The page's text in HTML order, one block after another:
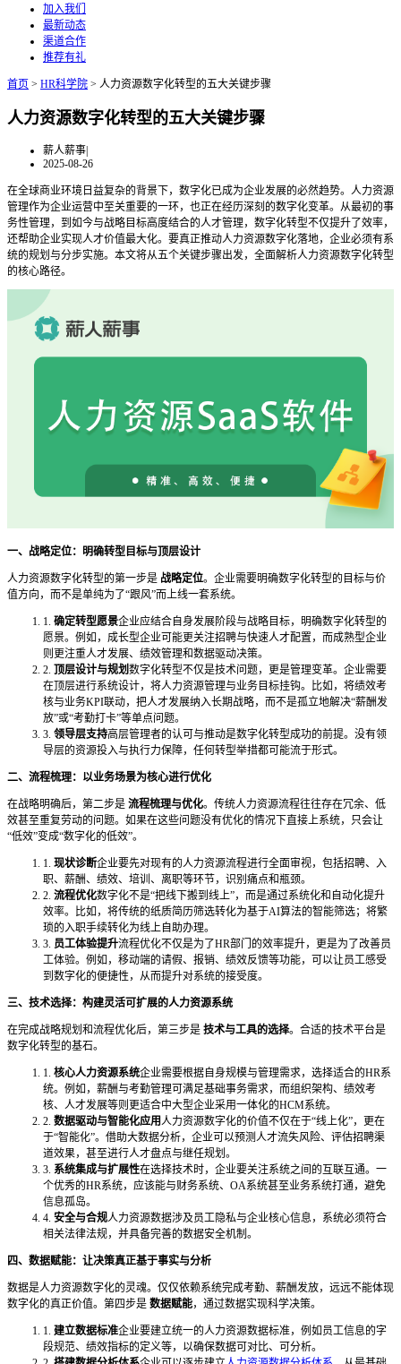
加入我们
最新动态
渠道合作
推荐有礼
首页 > HR科学院 > 人力资源数字化转型的五大关键步骤
人力资源数字化转型的五大关键步骤
薪人薪事|
2025-08-26
在全球商业环境日益复杂的背景下，数字化已成为企业发展的必然趋势。人力资源
管理作为企业运营中至关重要的一环，也正在经历深刻的数字化变革。从最初的事
务性管理，到如今与战略目标高度结合的人才管理，数字化转型不仅提升了效率，
还帮助企业实现人才价值最大化。要真正推动人力资源数字化落地，企业必须有系
统的规划与分步实施。本文将从五个关键步骤出发，全面解析人力资源数字化转型
的核心路径。
一、战略定位：明确转型目标与顶层设计
人力资源数字化转型的第一步是 战略定位。企业需要明确数字化转型的目标与价
值方向，而不是单纯为了“跟风”而上线一套系统。
1. 确定转型愿景企业应结合自身发展阶段与战略目标，明确数字化转型的
愿景。例如，成长型企业可能更关注招聘与快速人才配置，而成熟型企业
则更注重人才发展、绩效管理和数据驱动决策。
2. 顶层设计与规划数字化转型不仅是技术问题，更是管理变革。企业需要
在顶层进行系统设计，将人力资源管理与业务目标挂钩。比如，将绩效考
核与业务KPI联动，把人才发展纳入长期战略，而不是孤立地解决“薪酬发
放”或“考勤打卡”等单点问题。
3. 领导层支持高层管理者的认可与推动是数字化转型成功的前提。没有领
导层的资源投入与执行力保障，任何转型举措都可能流于形式。
二、流程梳理：以业务场景为核心进行优化
在战略明确后，第二步是 流程梳理与优化。传统人力资源流程往往存在冗余、低
效甚至重复劳动的问题。如果在这些问题没有优化的情况下直接上系统，只会让
“低效”变成“数字化的低效”。
1. 现状诊断企业要先对现有的人力资源流程进行全面审视，包括招聘、入
职、薪酬、绩效、培训、离职等环节，识别痛点和瓶颈。
2. 流程优化数字化不是“把线下搬到线上”，而是通过系统化和自动化提升
效率。比如，将传统的纸质简历筛选转化为基于AI算法的智能筛选；将繁
琐的入职手续转化为线上自助办理。
3. 员工体验提升流程优化不仅是为了HR部门的效率提升，更是为了改善员
工体验。例如，移动端的请假、报销、绩效反馈等功能，可以让员工感受
到数字化的便捷性，从而提升对系统的接受度。
三、技术选择：构建灵活可扩展的人力资源系统
在完成战略规划和流程优化后，第三步是 技术与工具的选择。合适的技术平台是
数字化转型的基石。
1. 核心人力资源系统企业需要根据自身规模与管理需求，选择适合的HR系
统。例如，薪酬与考勤管理可满足基础事务需求，而组织架构、绩效考
核、人才发展等则更适合中大型企业采用一体化的HCM系统。
2. 数据驱动与智能化应用人力资源数字化的价值不仅在于“线上化”，更在
于“智能化”。借助大数据分析，企业可以预测人才流失风险、评估招聘渠
道效果，甚至进行人才盘点与继任规划。
3. 系统集成与扩展性在选择技术时，企业要关注系统之间的互联互通。一
个优秀的HR系统，应该能与财务系统、OA系统甚至业务系统打通，避免
信息孤岛。
4. 安全与合规人力资源数据涉及员工隐私与企业核心信息，系统必须符合
相关法律法规，并具备完善的数据安全机制。
四、数据赋能：让决策真正基于事实与分析
数据是人力资源数字化的灵魂。仅仅依赖系统完成考勤、薪酬发放，远远不能体现
数字化的真正价值。第四步是 数据赋能，通过数据实现科学决策。
1. 建立数据标准企业要建立统一的人力资源数据标准，例如员工信息的字
段规范、绩效指标的定义等，以确保数据可对比、可分析。